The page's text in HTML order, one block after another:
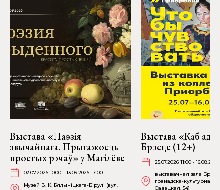
Выстава «Паэзія
звычайнага. Прыгажосць
простых рэчаў» у Магілёве
02.07.2026 10:00 - 13.09.2026 17:00
Музей В. К. Бялыніцкага-Бірулі (вул.
Выстава «Каб
Брэсце (12+)
25.07.2026 11:00 -
выставачная зала
грамадска-культурнага
Савецкая, 54)